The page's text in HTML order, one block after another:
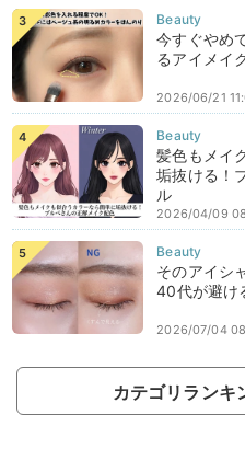
今すぐやめ
るアイメイ
2026/06/21
髪色もメイ
垢抜ける！
ル
2026/04/09
そのアイシ
40代が避け
2026/07/04
カテゴリランキ